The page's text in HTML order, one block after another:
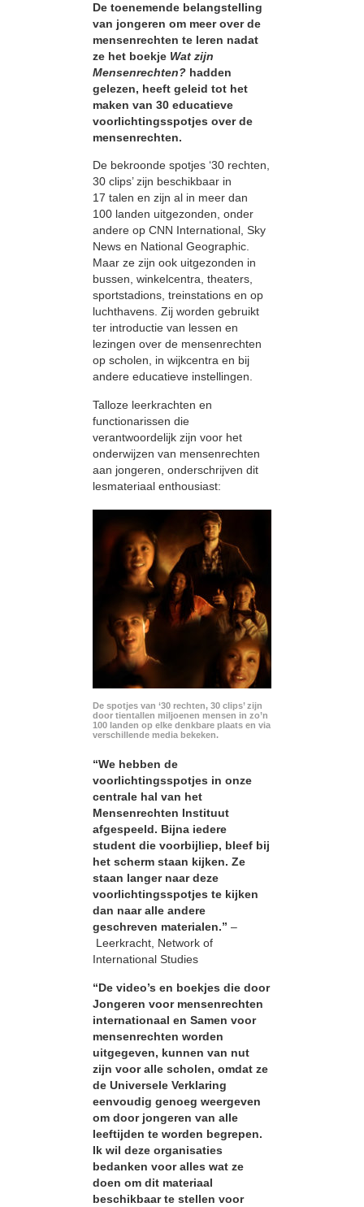
De toenemende belangstelling
van jongeren om meer over de
mensenrechten te leren nadat
ze het boekje Wat zijn
Mensenrechten? hadden
gelezen, heeft geleid tot het
maken van 30 educatieve
voorlichtingsspotjes over de
mensenrechten.
De bekroonde spotjes ‘30 rechten,
30 clips’ zijn beschikbaar in
17 talen en zijn al in meer dan
100 landen uitgezonden, onder
andere op CNN International, Sky
News en National Geographic.
Maar ze zijn ook uitgezonden in
bussen, winkelcentra, theaters,
sportstadions, treinstations en op
luchthavens. Zij worden gebruikt
ter introductie van lessen en
lezingen over de mensenrechten
op scholen, in wijkcentra en bij
andere educatieve instellingen.
Talloze leerkrachten en
functionarissen die
verantwoordelijk zijn voor het
onderwijzen van mensenrechten
aan jongeren, onderschrijven dit
lesmateriaal enthousiast:
De spotjes van ‘30 rechten, 30 clips’ zijn
door tientallen miljoenen mensen in zo’n
100 landen op elke denkbare plaats en via
verschillende media bekeken.
“We hebben de
voorlichtingsspotjes in onze
centrale hal van het
Mensenrechten Instituut
afgespeeld. Bijna iedere
student die voorbijliep, bleef bij
het scherm staan kijken. Ze
staan langer naar deze
voorlichtingsspotjes te kijken
dan naar alle andere
geschreven materialen.” –
Leerkracht, Network of
International Studies
“De video’s en boekjes die door
Jongeren voor mensenrechten
internationaal en Samen voor
mensenrechten worden
uitgegeven, kunnen van nut
zijn voor alle scholen, omdat ze
de Universele Verklaring
eenvoudig genoeg weergeven
om door jongeren van alle
leeftijden te worden begrepen.
Ik wil deze organisaties
bedanken voor alles wat ze
doen om dit materiaal
beschikbaar te stellen voor